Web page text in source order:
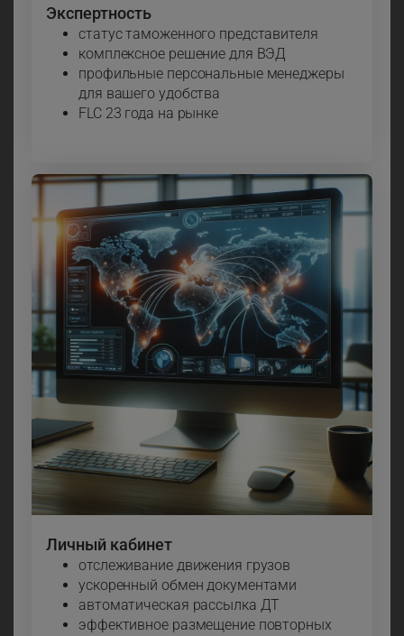
Экспертность
статус таможенного представителя
комплексное решение для ВЭД
профильные персональные менеджеры
для вашего удобства
FLC 23 года на рынке
Личный кабинет
отслеживание движения грузов
ускоренный обмен документами
автоматическая рассылка ДТ
эффективное размещение повторных